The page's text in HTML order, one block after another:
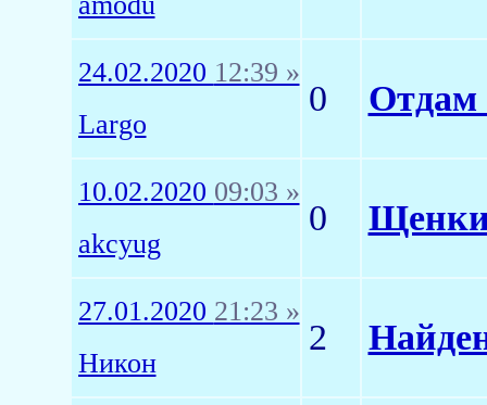
24.02.2020 12:39 »
Largo
0 Отдам
10.02.2020 09:03 »
akcyug
0 Щенки
27.01.2020 21:23 »
Никон
2